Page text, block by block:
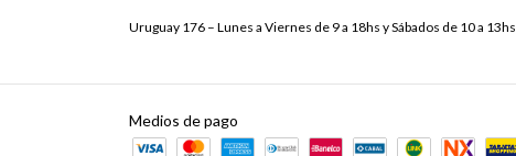
Uruguay 176 – Lunes a Viernes de 9 a 18hs y Sábados de 10 a 13hs
Medios de pago